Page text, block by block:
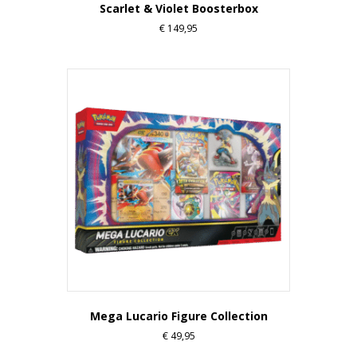
Scarlet & Violet Boosterbox
€ 149,95
Mega Lucario Figure Collection
€49,95